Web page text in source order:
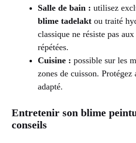
Salle de bain : utilisez
blime tadelakt ou traité
classique ne résiste pas
répétées.
Cuisine : possible sur les
zones de cuisson.
adapté.
Entretenir son blime
conseils